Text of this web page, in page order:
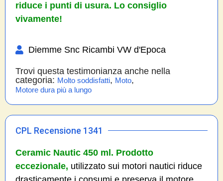
riduce i punti di usura. Lo consiglio
vivamente!
Diemme Snc Ricambi VW d'Epoca
Trovi questa testimonianza anche nella
categoria: Molto soddisfatti, Moto,
Motore dura più a lungo
CPL Recensione 1341
Ceramic Nautic 450 ml. Prodotto
eccezionale, utilizzato sui motori nautici riduce